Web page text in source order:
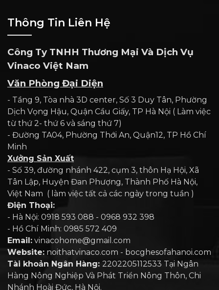
Thông Tin Liên Hệ
Công Ty TNHH Thương Mại Và Dịch Vụ
Vinaco Việt Nam
Văn Phòng Đại Diện
- Tầng 9, Tòa nhà 3D center, Số 3 Duy Tân, Phường
Dịch Vọng Hậu, Quận Cầu Giấy, TP Hà Nội ( Làm việc
từ thứ 2- thứ 6 và sáng thứ 7)
- Đường TA04, Phường Thới An, Quận12, TP Hồ Chí
Minh
Xưởng Sản Xuất
- Số 39, đường nhánh 422, cụm 3, thôn Hạ Hội, Xã
Tân Lập, Huyện Đan Phượng, Thành Phố Hà Nội,
Việt Nam ( làm việc tất cả các ngày trong tuần )
Điện Thoại:
- Hà Nội: 0918 593 088 - 0968 932 398
- Hồ Chí Minh: 0985 572 409
Email: vinacohome@gmail.com
Website: noithatvinaco.com - bocghesofahanoi.com
Tài khoản Ngân Hàng: 2202205112533 Tại Ngân
Hàng Nông Nghiệp Và Phát Triển Nông Thôn, Chi
Nhánh Hoài Đức, Hà Nội.